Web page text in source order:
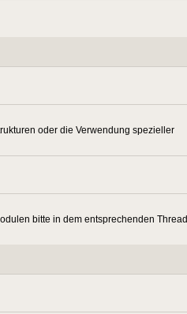
oder die Verwendung spezieller
bitte in dem entsprechenden Thread